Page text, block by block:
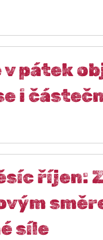
v pátek
i
říjen:
síle